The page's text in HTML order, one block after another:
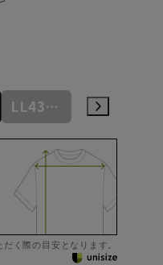
LL43cm/82cm
く際の目安となります。